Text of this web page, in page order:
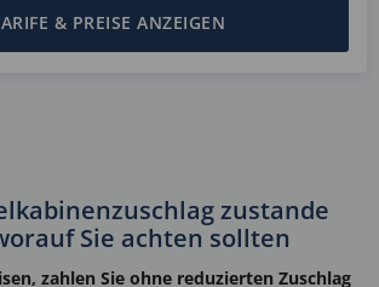
& PREISE ANZEIGEN
zustande
Sie achten sollten
zahlen Sie ohne reduzierten Zuschlag